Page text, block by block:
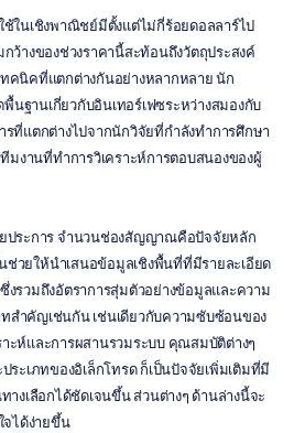
ช้ในเชิงพาณิชย์มีตั้งแต่ไม่กี่ร้อยดอลลาร์ไป
ว้างของช่วงราคานี้สะท้อนถึงวัตถุประสงค์
คนิคที่แตกต่างกันอย่างหลากหลาย นัก
ฐานเกี่ยวกับอินเทอร์เฟซระหว่างสมองกับ
ที่แตกต่างไปจากนักวิจัยที่กำลังทำการศึกษา
มงานที่ทำการวิเคราะห์การตอบสนองของผู้
ประการ จำนวนช่องสัญญาณคือปัจจัยหลัก
วยให้นำเสนอข้อมูลเชิงพื้นที่ที่มีรายละเอียด
รวมถึงอัตราการสุ่มตัวอย่างข้อมูลและความ
ำคัญเช่นกัน เช่นเดียวกับความซับซ้อนของ
ะห์และการผสานรวมระบบ คุณสมบัติต่างๆ
ระเภทของอิเล็กโทรด ก็เป็นปัจจัยเพิ่มเติมที่มี
งเลือกได้ชัดเจนขึ้น ส่วนต่างๆ ด้านล่างนี้จะ
จได้ง่ายขึ้น